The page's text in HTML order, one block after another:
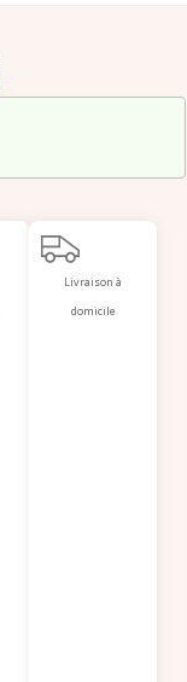
Livraison à
domicile